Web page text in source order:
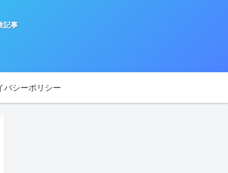
記事
バシーポリシー